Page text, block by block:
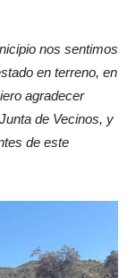
nos sentimos
en terreno, en
agradecer
de Vecinos, y
de este